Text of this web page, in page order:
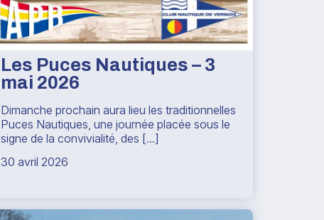
Les Puces Nautiques – 3
mai 2026
Dimanche prochain aura lieu les traditionnelles
Puces Nautiques, une journée placée sous le
signe de la convivialité, des [...]
30 avril 2026